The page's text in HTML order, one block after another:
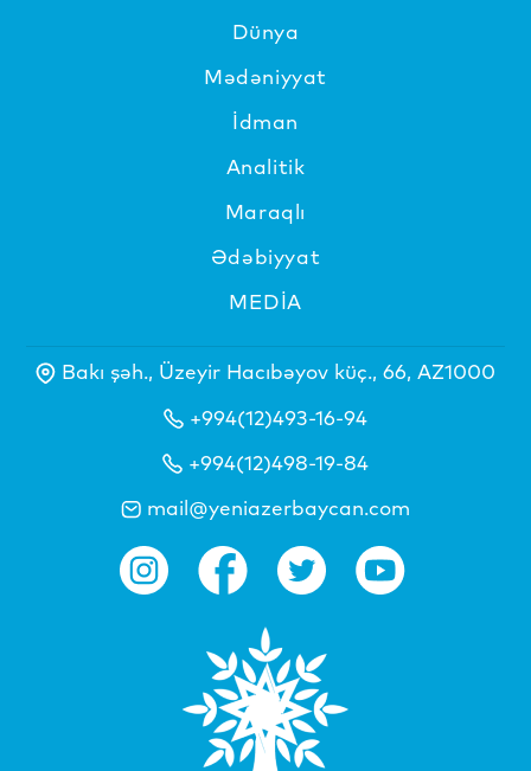
Dünya
Mədəniyyat
İdman
Analitik
Maraqlı
Ədəbiyyat
MEDİA
Bakı şəh., Üzeyir Hacıbəyov küç., 66, AZ1000
+994(12)493-16-94
+994(12)498-19-84
mail@yeniazerbaycan.com